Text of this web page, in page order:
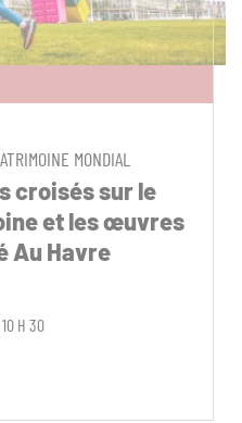
MONDIAL
croisés sur le
et les œuvres
Au Havre
10 H 30